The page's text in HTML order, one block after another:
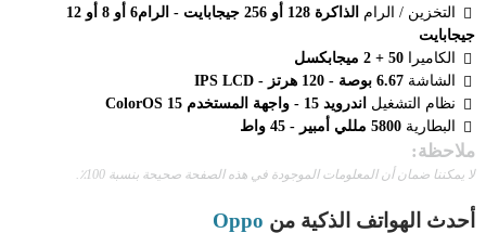
التخزين / الرام
الذاكرة 128 أو 256 جيجابايت - الرام6 أو 8 أو 12
جيجابايت
الكاميرا
50 + 2 ميجابكسل
الشاشة 6.67 بوصة - 120 هرتز - IPS LCD
نظام التشغيل اندرويد 15 - واجهة المستخدم ColorOS 15
البطارية 5800 مللي أمبير - 45 واط
ملاحظة:
لا يمكننا ضمان أن المعلومات الموجودة في هذه الصفحة صحيحة بنسبة 100٪.
أحدث الهواتف الذكية من Oppo